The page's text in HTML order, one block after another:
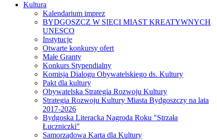
Kultura
Kalendarium imprez
BYDGOSZCZ W SIECI MIAST KREATYWNYCH
UNESCO
Instytucje
Otwarte konkursy ofert
Małe Granty
Konkurs Stypendialny
Komisja Dialogu Obywatelskiego ds. Kultury
Pakt dla kultury
Obywatelska Strategia Rozwoju Kultury
Strategia Rozwoju Kultury Miasta Bydgoszczy na lata
2017-2026
Bydgoska Literacka Nagroda Roku "Strzała
Łuczniczki"
Samorządowa Karta dla Kultury